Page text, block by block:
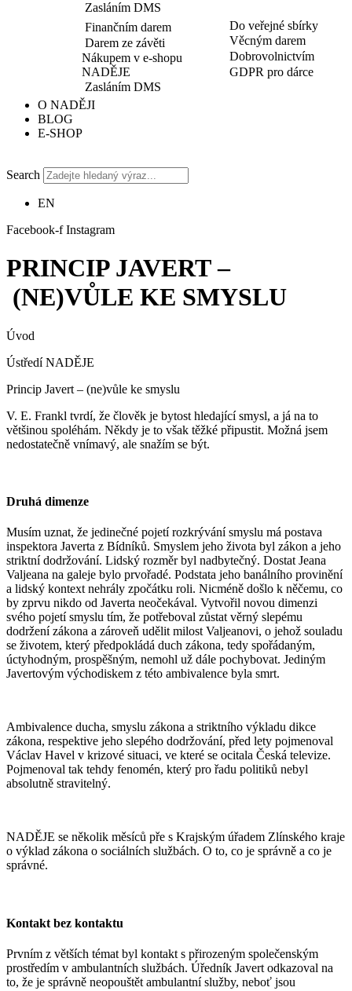
Zasláním DMS
Finančním darem
Darem ze závěti
Nákupem v e-shopu
NADĚJE
Zasláním DMS
Do veřejné sbírky
Věcným darem
Dobrovolnictvím
GDPR pro dárce
O NADĚJI
BLOG
E-SHOP
Search
EN
Facebook-f Instagram
PRINCIP JAVERT –
(NE)VŮLE KE SMYSLU
Úvod
Ústředí NADĚJE
Princip Javert – (ne)vůle ke smyslu
V. E. Frankl tvrdí, že člověk je bytost hledající smysl, a já na to
většinou spoléhám. Někdy je to však těžké připustit. Možná jsem
nedostatečně vnímavý, ale snažím se být.
Druhá dimenze
Musím uznat, že jedinečné pojetí rozkrývání smyslu má postava
inspektora Javerta z Bídníků. Smyslem jeho života byl zákon a jeho
striktní dodržování. Lidský rozměr byl nadbytečný. Dostat Jeana
Valjeana na galeje bylo prvořadé. Podstata jeho banálního provinění
a lidský kontext nehrály zpočátku roli. Nicméně došlo k něčemu, co
by zprvu nikdo od Javerta neočekával. Vytvořil novou dimenzi
svého pojetí smyslu tím, že potřeboval zůstat věrný slepému
dodržení zákona a zároveň udělit milost Valjeanovi, o jehož souladu
se životem, který předpokládá duch zákona, tedy spořádaným,
úctyhodným, prospěšným, nemohl už dále pochybovat. Jediným
Javertovým východiskem z této ambivalence byla smrt.
Ambivalence ducha, smyslu zákona a striktního výkladu dikce
zákona, respektive jeho slepého dodržování, před lety pojmenoval
Václav Havel v krizové situaci, ve které se ocitala Česká televize.
Pojmenoval tak tehdy fenomén, který pro řadu politiků nebyl
absolutně stravitelný.
NADĚJE se několik měsíců pře s Krajským úřadem Zlínského kraje
o výklad zákona o sociálních službách. O to, co je správně a co je
správné.
Kontakt bez kontaktu
Prvním z větších témat byl kontakt s přirozeným společenským
prostředím v ambulantních službách. Úředník Javert odkazoval na
to, že je správně neopouštět ambulantní služby, neboť jsou